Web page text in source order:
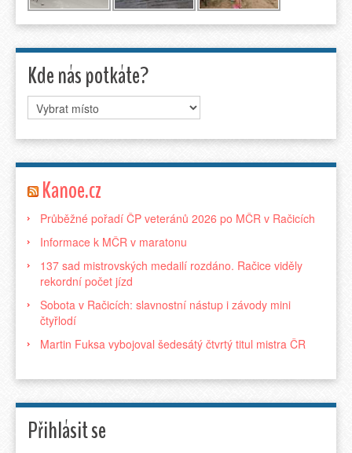
Kde nás potkáte?
Kanoe.cz
Průběžné pořadí ČP veteránů 2026 po MČR v Račicích
Informace k MČR v maratonu
137 sad mistrovských medailí rozdáno. Račice viděly
rekordní počet jízd
Sobota v Račicích: slavnostní nástup i závody mini
čtyřlodí
Martin Fuksa vybojoval šedesátý čtvrtý titul mistra ČR
Přihlásit se